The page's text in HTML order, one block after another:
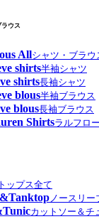
ラウス
Allシャツ・ブラウ
shirts半袖シャツ
shirts長袖シャツ
blous半袖ブラウス
blous長袖ブラウス
Shirtsラルフロ
トップス全て
ノースリー
カットソー＆チ